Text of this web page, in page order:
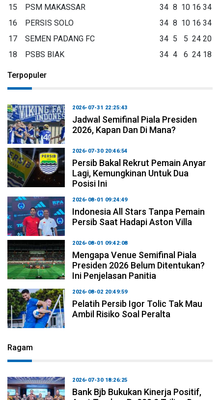
15
PSM MAKASSAR 34 8 10 16 34
16
PERSIS SOLO 34 8 10 16 34
17
SEMEN PADANG FC 34 5 5 24 20
18
PSBS BIAK 34 4 6 24 18
Terpopuler
2026-07-31 22:25:43
Jadwal Semifinal Piala Presiden
2026, Kapan Dan Di Mana?
2026-07-30 20:46:54
Persib Bakal Rekrut Pemain Anyar
Lagi, Kemungkinan Untuk Dua
Posisi Ini
2026-08-01 09:24:49
Indonesia All Stars Tanpa Pemain
Persib Saat Hadapi Aston Villa
2026-08-01 09:42:08
Mengapa Venue Semifinal Piala
Presiden 2026 Belum Ditentukan?
Ini Penjelasan Panitia
2026-08-02 20:49:59
Pelatih Persib Igor Tolic Tak Mau
Ambil Risiko Soal Peralta
Ragam
2026-07-30 18:26:25
Bank Bjb Bukukan Kinerja Positif,